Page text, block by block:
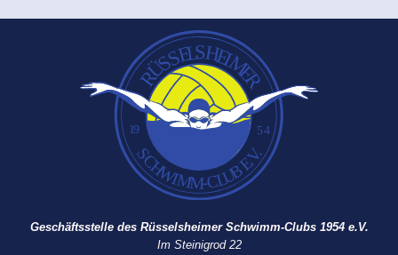
Geschäftsstelle des Rüsselsheimer Schwimm-Clubs 1954 e.V.
Im Steinigrod 22